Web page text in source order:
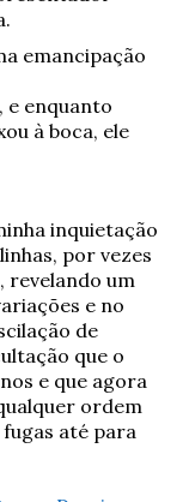
emancipação
e enquanto
à boca, ele
inquietação
por vezes
revelando um
e no
de
que o
e que agora
ordem
até para